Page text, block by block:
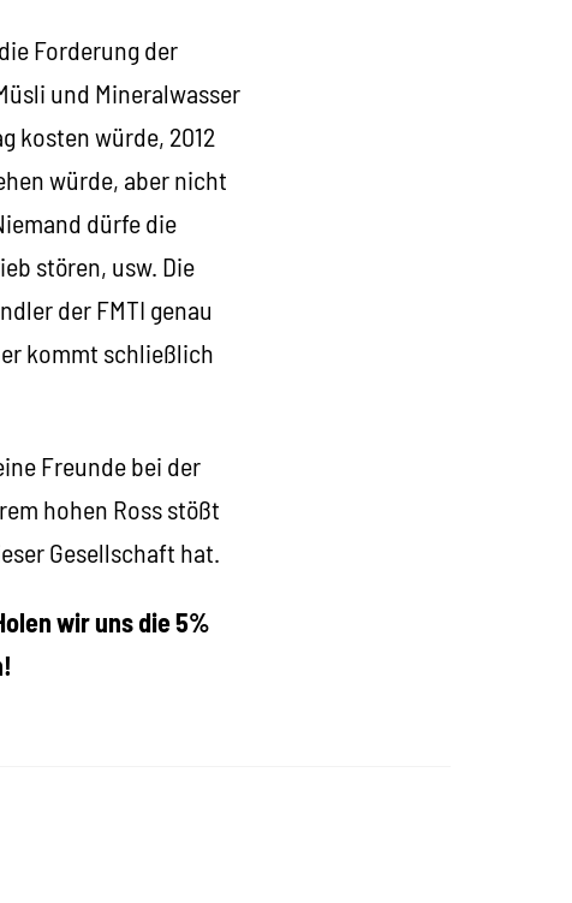
Forderung der
und Mineralwasser
kosten würde, 2012
würde, aber nicht
dürfe die
stören, usw. Die
der FMTI genau
kommt schließlich
Freunde bei der
hohen Ross stößt
Gesellschaft hat.
wir uns die 5%